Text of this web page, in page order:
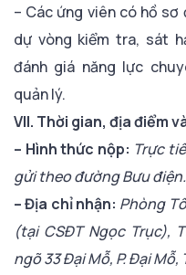
– Các ứng viên có hồ
dự vòng kiểm tra, sát
đánh giá năng lực
quản lý.
VII. Thời gian, địa điểm
– Hình thức nộp: Trực
gửi theo đường Bưu điện.
– Địa chỉ nhận: Phòng
(tại CSĐT Ngọc Trục),
ngõ 33 Đại Mỗ, P. Đại Mỗ,